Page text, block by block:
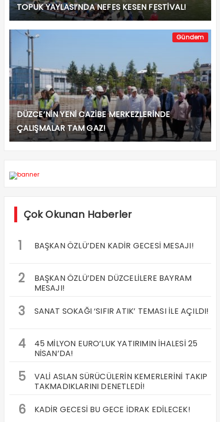
TOPUK YAYLASI’NDA NEFES KESEN FESTİVAL!
Gündem
DÜZCE’NİN YENİ CAZİBE MERKEZLERİNDE
ÇALIŞMALAR TAM GAZ!
Çok Okunan Haberler
1 BAŞKAN ÖZLÜ’DEN KADİR GECESİ MESAJI!
2
BAŞKAN ÖZLÜ’DEN DÜZCELİLERE BAYRAM
MESAJI!
3 SANAT SOKAĞI ‘SIFIR ATIK’ TEMASI İLE AÇILDI!
4
45 MİLYON EURO’LUK YATIRIMIN İHALESİ 25
NİSAN’DA!
5
VALİ ASLAN SÜRÜCÜLERİN KEMERLERİNİ TAKIP
TAKMADIKLARINI DENETLEDİ!
6 KADİR GECESİ BU GECE İDRAK EDİLECEK!